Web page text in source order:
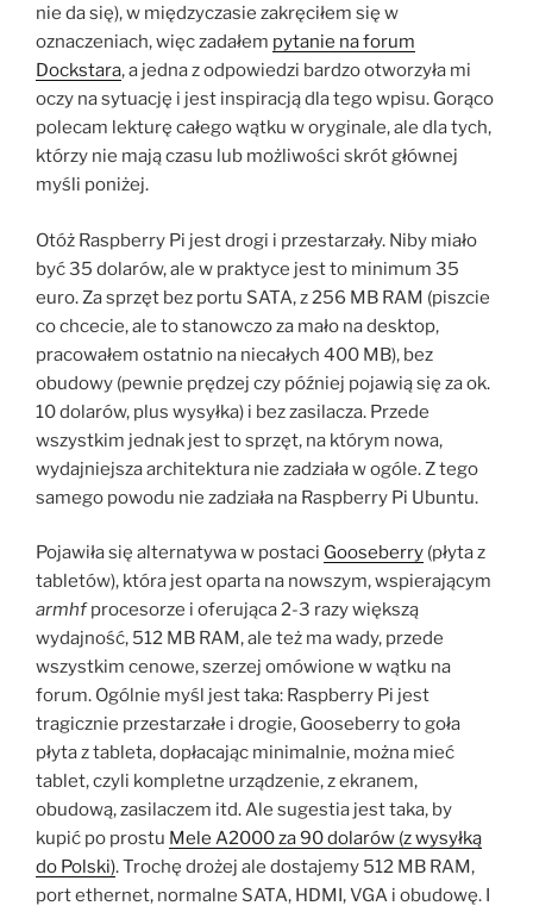
nie da się), w międzyczasie zakręciłem się w
oznaczeniach, więc zadałem pytanie na forum
Dockstara, a jedna z odpowiedzi bardzo otworzyła mi
oczy na sytuację i jest inspiracją dla tego wpisu. Gorąco
polecam lekturę całego wątku w oryginale, ale dla tych,
którzy nie mają czasu lub możliwości skrót głównej
myśli poniżej.
Otóż Raspberry Pi jest drogi i przestarzały. Niby miało
być 35 dolarów, ale w praktyce jest to minimum 35
euro. Za sprzęt bez portu SATA, z 256 MB RAM (piszcie
co chcecie, ale to stanowczo za mało na desktop,
pracowałem ostatnio na niecałych 400 MB), bez
obudowy (pewnie prędzej czy później pojawią się za ok.
10 dolarów, plus wysyłka) i bez zasilacza. Przede
wszystkim jednak jest to sprzęt, na którym nowa,
wydajniejsza architektura nie zadziała w ogóle. Z tego
samego powodu nie zadziała na Raspberry Pi Ubuntu.
Pojawiła się alternatywa w postaci Gooseberry (płyta z
tabletów), która jest oparta na nowszym, wspierającym
armhfprocesorze i oferująca 2-3 razy większą
wydajność, 512 MB RAM, ale też ma wady, przede
wszystkim cenowe, szerzej omówione w wątku na
forum. Ogólnie myśl jest taka: Raspberry Pi jest
tragicznie przestarzałe i drogie, Gooseberry to goła
płyta z tableta, dopłacając minimalnie, można mieć
tablet, czyli kompletne urządzenie, z ekranem,
obudową, zasilaczem itd. Ale sugestia jest taka, by
kupić po prostu Mele A2000 za 90 dolarów (z wysyłką
do Polski). Trochę drożej ale dostajemy 512 MB RAM,
port ethernet, normalne SATA, HDMI, VGA i obudowę. I